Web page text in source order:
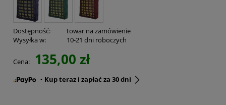
Dostępność:
towar na zamówienie
Wysyłka w:
10-21 dni roboczych
Cena: 135,00 zł
・Kup teraz i zapłać za 30 dni